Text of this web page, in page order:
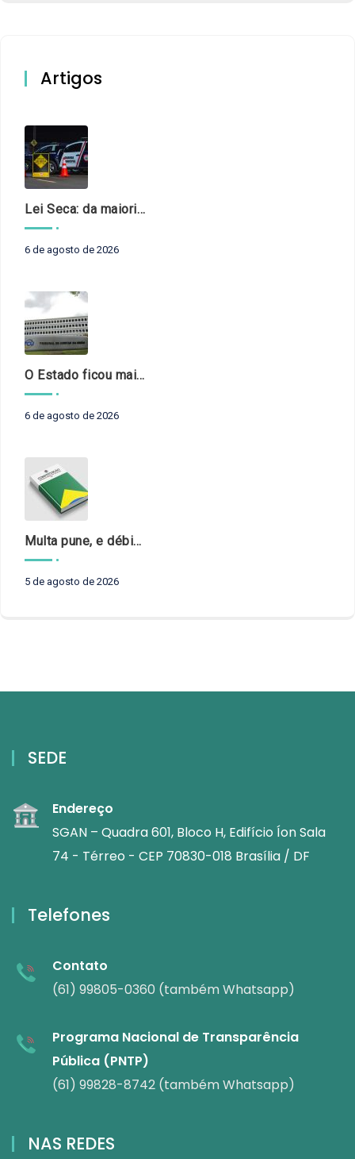
Artigos
Lei Seca: da maioridade à maturidade
6 de agosto de 2026
O Estado ficou mais complexo. O controle precisa acompanhar
6 de agosto de 2026
Multa pune, e débito recompõe. § 3º do art. 71 da Constituição: um problema de legística formal
5 de agosto de 2026
SEDE
Endereço
SGAN – Quadra 601, Bloco H, Edifício Íon Sala
74 - Térreo - CEP 70830-018 Brasília / DF
Telefones
Contato
(61) 99805-0360 (também Whatsapp)
Programa Nacional de Transparência
Pública (PNTP)
(61) 99828-8742 (também Whatsapp)
NAS REDES